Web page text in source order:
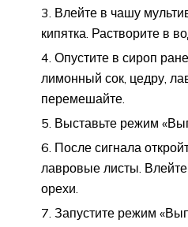
Влейте в чашу
кипятка. Растворите в
Опустите в сироп
лимонный сок, цедру,
перемешайте.
Выставьте режим
После сигнала
лавровые листы. Влейте
орехи.
Запустите режим